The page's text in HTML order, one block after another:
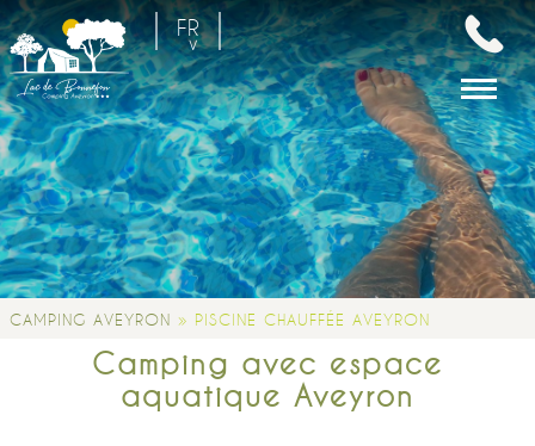
FR
EN
NL
CAMPING AVEYRON » PISCINE CHAUFFÉE AVEYRON
Camping avec espace
aquatique Aveyron